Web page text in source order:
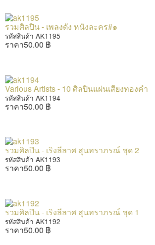
รวมศิลปิน - เพลงดัง หนังละคร#๑
รหัสสินค้า AK1195
ราคา50.00 ฿
Various Artists - 10 ศิลปินแผ่นเสียงทองคำ
รหัสสินค้า AK1194
ราคา50.00 ฿
รวมศิลปิน - เริงลีลาศ สุนทราภรณ์ ชุด 2
รหัสสินค้า AK1193
ราคา50.00 ฿
รวมศิลปิน - เริงลีลาศ สุนทราภรณ์ ชุด 1
รหัสสินค้า AK1192
ราคา50.00 ฿